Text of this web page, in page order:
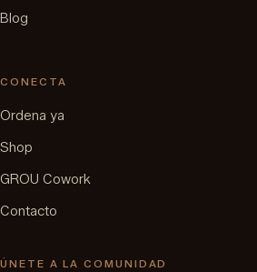
Blog
CONECTA
Ordena ya
Shop
GROU Cowork
Contacto
ÚNETE A LA COMUNIDAD